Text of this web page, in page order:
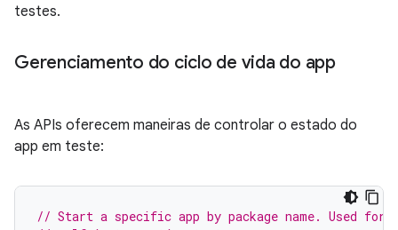
testes.
Gerenciamento do ciclo de vida do app
As APIs oferecem maneiras de controlar o estado do
app em teste:
// Start a specific app by package name. Used for